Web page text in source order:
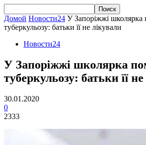
Домой Новости24 У Запоріжжі школярка
туберкульозу: батьки її не лікували
Новости24
У Запоріжжі школярка
туберкульозу: батьки її
30.01.2020
0
2333